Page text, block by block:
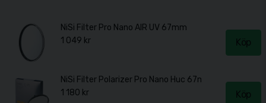
NiSi Filter Pro Nano AIR UV 67mm
1 049 kr
Köp
NiSi Filter Polarizer Pro Nano Huc 67mm
1 180 kr
Köp